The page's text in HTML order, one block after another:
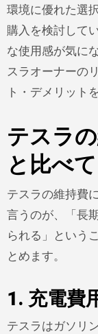
環境に優れた選
購入を検討して
な使用感が気に
スラオーナーの
ト・デメリット
テスラ
と比べ
テスラの維持費
言うのが、「長
られる」という
とめます。
1. 充電費
テスラはガソリ